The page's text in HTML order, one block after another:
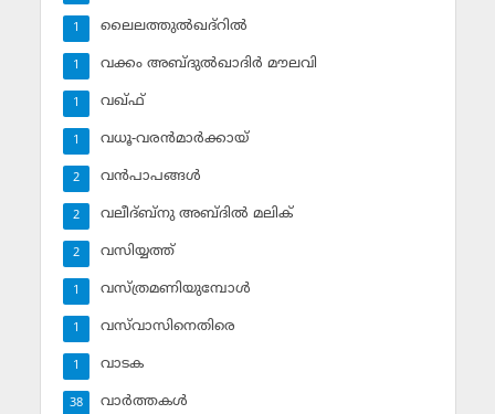
ലൈലത്തുല്‍ഖദ്‌റില്‍
1
വക്കം അബ്ദുല്‍ഖാദിര്‍ മൗലവി
1
വഖ്ഫ്
1
വധൂ-വരന്‍മാര്‍ക്കായ്
1
വന്‍പാപങ്ങള്‍
2
വലീദ്ബ്‌നു അബ്ദില്‍ മലിക്‌
2
വസിയ്യത്ത്‌
2
വസ്ത്രമണിയുമ്പോള്‍
1
വസ്‌വാസിനെതിരെ
1
വാടക
1
വാര്‍ത്തകള്‍
38